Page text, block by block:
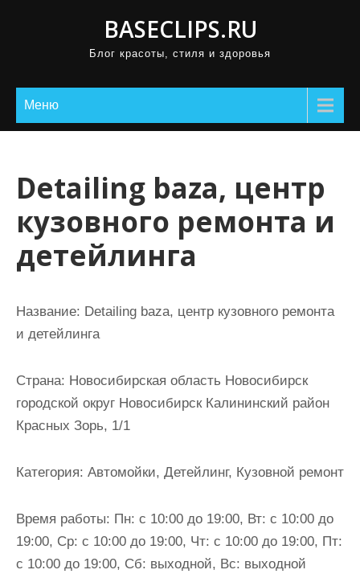
BASECLIPS.RU
Блог красоты, стиля и здоровья
Меню
Detailing baza, центр
кузовного ремонта и
детейлинга
Название: Detailing baza, центр кузовного ремонта
и детейлинга
Страна: Новосибирская область Новосибирск
городской округ Новосибирск Калининский район
Красных Зорь, 1/1
Категория: Автомойки, Детейлинг, Кузовной ремонт
Время работы: Пн: с 10:00 до 19:00, Вт: с 10:00 до
19:00, Ср: с 10:00 до 19:00, Чт: с 10:00 до 19:00, Пт:
с 10:00 до 19:00, Сб: выходной, Вс: выходной